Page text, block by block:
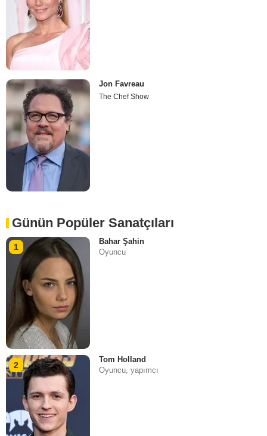
Jon Favreau
The Chef Show
Günün Popüler Sanatçıları
1
Bahar Şahin
Oyuncu
2
Tom Holland
Oyuncu, yapımcı